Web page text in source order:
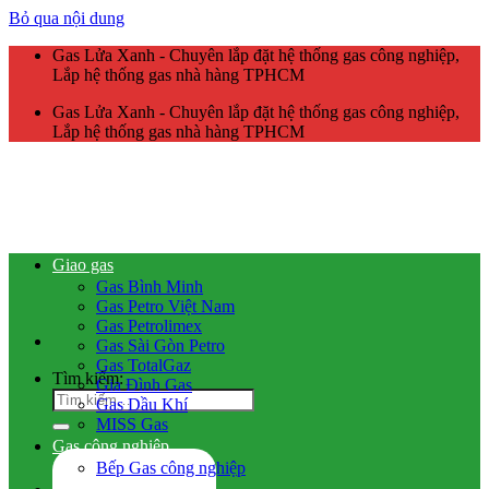
Bỏ qua nội dung
Gas Lửa Xanh - Chuyên lắp đặt hệ thống gas công nghiệp,
Lắp hệ thống gas nhà hàng TPHCM
Gas Lửa Xanh - Chuyên lắp đặt hệ thống gas công nghiệp,
Lắp hệ thống gas nhà hàng TPHCM
Tìm kiếm:
Giao gas
Gas Bình Minh
Gas Petro Việt Nam
Gas Petrolimex
Gas Sài Gòn Petro
Gas TotalGaz
Gia Đình Gas
Gas Dầu Khí
MISS Gas
Gas công nghiệp
Bếp Gas công nghiệp